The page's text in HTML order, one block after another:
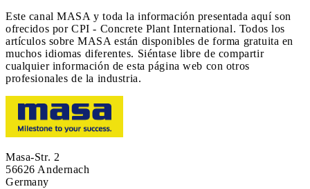
Este canal MASA y toda la información presentada aquí son
ofrecidos por CPI - Concrete Plant International. Todos los
artículos sobre MASA están disponibles de forma gratuita en
muchos idiomas diferentes. Siéntase libre de compartir
cualquier información de esta página web con otros
profesionales de la industria.
Masa-Str. 2
56626 Andernach
Germany